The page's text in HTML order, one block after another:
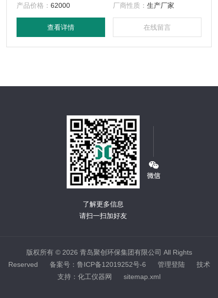
产品价格：62000 厂商性质： 生产厂家
查看详情 在线留言
了解更多信息
请扫一扫加好友
版权所有 © 2026 青岛聚创环保集团有限公司 All Rights
Reserved 备案号：鲁ICP备12019252号-6 管理登陆技术
支持： 化工仪器网 sitemap.xml